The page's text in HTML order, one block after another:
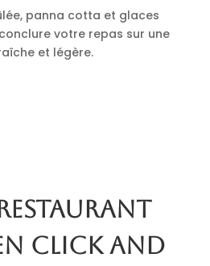
panna cotta et glaces
votre repas sur une
et légère.
click and